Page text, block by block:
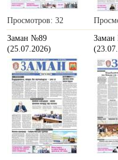
Просмотров: 32
Заман №89
(25.07.2026)